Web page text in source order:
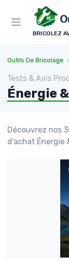
BRICOLEZ
Outils De Bricolage
Tests & Avis
Énergie
Découvrez nos
d'achat Énergie
Panneau de